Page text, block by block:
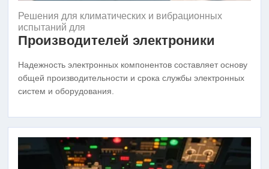
Решения для климатических и вибрационных
испытаний для
Производителей электроники
Надежность электронных компонентов составляет основу
общей производительности и срока службы электронных
систем и оборудования.